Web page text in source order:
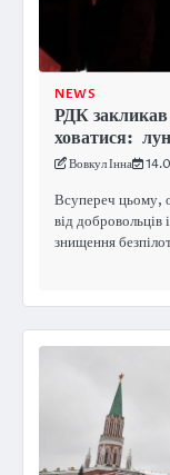
NEWS
РДК
ховатися:
Вовкул Інна
Всупереч цьому,
від
знищення